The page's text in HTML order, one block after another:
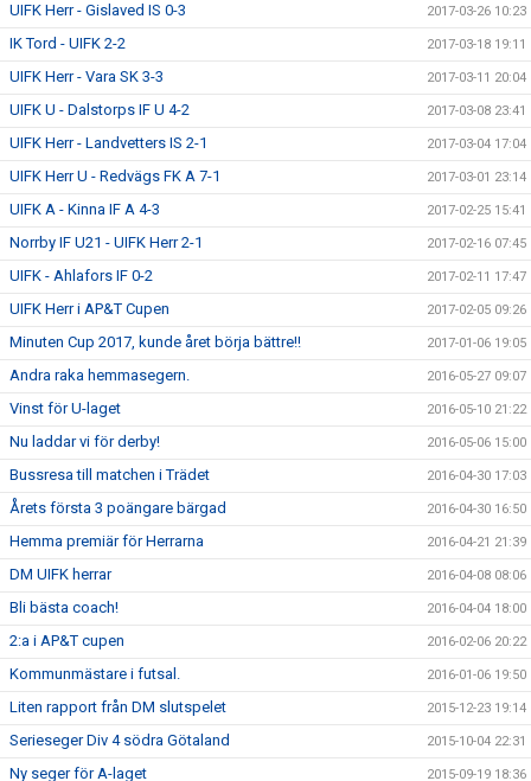
UIFK Herr - Gislaved IS 0-3 2017-03-26 10:23
IK Tord - UIFK 2-2 2017-03-18 19:11
UIFK Herr - Vara SK 3-3 2017-03-11 20:04
UIFK U - Dalstorps IF U 4-2 2017-03-08 23:41
UIFK Herr - Landvetters IS 2-1 2017-03-04 17:04
UIFK Herr U - Redvägs FK A 7-1 2017-03-01 23:14
UIFK A - Kinna IF A 4-3 2017-02-25 15:41
Norrby IF U21 - UIFK Herr 2-1 2017-02-16 07:45
UIFK - Ahlafors IF 0-2 2017-02-11 17:47
UIFK Herr i AP&T Cupen 2017-02-05 09:26
Minuten Cup 2017, kunde året börja bättre!! 2017-01-06 19:05
Andra raka hemmasegern. 2016-05-27 09:07
Vinst för U-laget 2016-05-10 21:22
Nu laddar vi för derby! 2016-05-06 15:00
Bussresa till matchen i Trädet 2016-04-30 17:03
Årets första 3 poängare bärgad 2016-04-30 16:50
Hemma premiär för Herrarna 2016-04-21 21:39
DM UIFK herrar 2016-04-08 08:06
Bli bästa coach! 2016-04-04 18:00
2:a i AP&T cupen 2016-02-06 20:22
Kommunmästare i futsal. 2016-01-06 19:50
Liten rapport från DM slutspelet 2015-12-23 19:14
Serieseger Div 4 södra Götaland 2015-10-04 22:31
Ny seger för A-laget 2015-09-19 18:36